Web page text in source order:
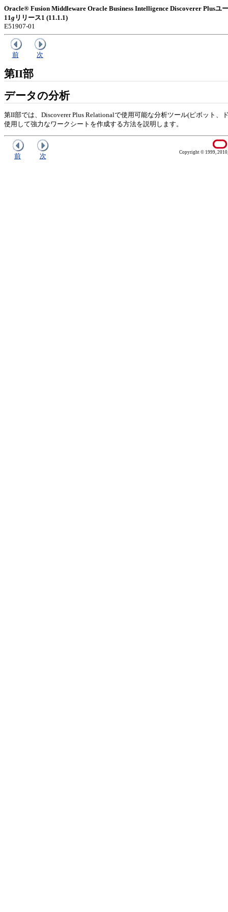
Oracle® Fusion Middleware Oracle Business Intelligence Discoverer Plusユ
11g リリース1 (11.1.1)
E51907-01
前 次
第II部
データの分析
第II部では、Discoverer Plus Relationalで使用可能な分析ツール(ピボット
使用して強力なワークシートを作成する方法を説明します。
前 次 Copyright © 1999,